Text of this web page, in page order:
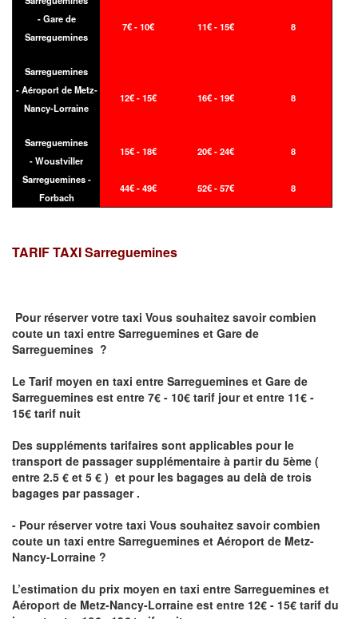
- Gare de
Sarreguemines
7€ - 10€ 11€ - 15€ 8
Sarreguemines
- Aéroport de Metz-
Nancy-Lorraine
12€ - 15€ 16€ - 19€ 8
Sarreguemines
- Woustviller
15€ - 18€ 20€ - 24€ 8
Sarreguemines -
Forbach
44€ - 49€ 52€ - 57€ 8
TARIF TAXISarreguemines
Pour réserver votre taxi Vous souhaitez savoircombien
coute un taxi entre Sarreguemines et Gare de
Sarreguemines ?
Le Tarif moyen en taxi entre Sarreguemines et Gare de
Sarreguemines est entre 7€ - 10€ tarif jour et entre 11€ -
15€ tarif nuit
Des suppléments tarifaires sont applicables pour le
transport de passager supplémentaire à partir du 5ème (
entre 2.5 € et 5 € ) et pour les bagages au delà de trois
bagages par passager .
- Pour réserver votre taxi Vous souhaitez savoircombien
coute un taxi entre Sarreguemines et Aéroport de Metz-
Nancy-Lorraine ?
L’estimation du prix moyen en taxi entre Sarreguemines et
Aéroport de Metz-Nancy-Lorraine est entre 12€ - 15€ tarif du